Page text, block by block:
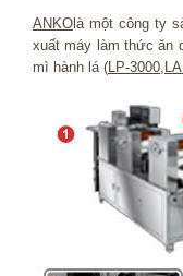
ANKO là một công ty
xuất máy làm thức ăn
mì hành lá (LP-3000,